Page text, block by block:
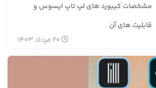
مشخصات کیبورد های لپ تاپ ایسوس و
قابلیت های آن
20 مرداد 1403